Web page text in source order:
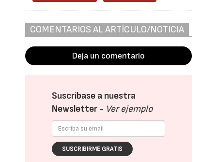
COMENTARIOS AL ARTÍCULO/NOTICIA
Deja un comentario
Suscríbase a nuestra
Newsletter - Ver ejemplo
SUSCRIBIRME GRATIS